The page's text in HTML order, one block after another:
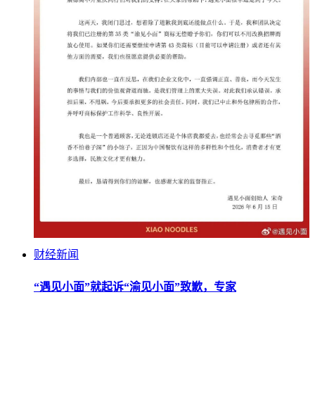
财经新闻
“遇见小面”就起诉“渝见小面”致歉，专家